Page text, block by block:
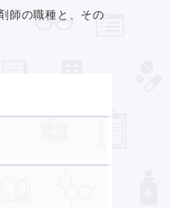
師の職種と、その